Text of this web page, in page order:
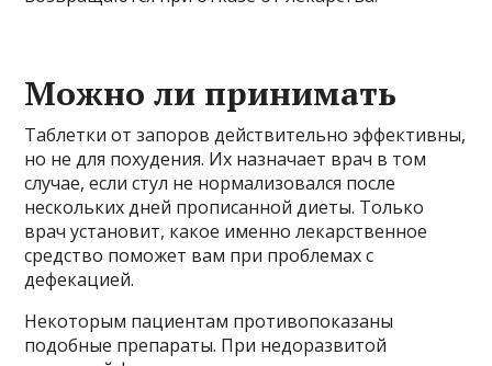
Можно ли принимать
Таблетки от запоров действительно эффективны,
но не для похудения. Их назначает врач в том
случае, если стул не нормализовался после
нескольких дней прописанной диеты. Только
врач установит, какое именно лекарственное
средство поможет вам при проблемах с
дефекацией.
Некоторым пациентам противопоказаны
подобные препараты. При недоразвитой